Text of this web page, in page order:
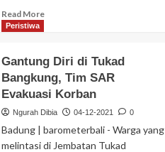
Read More
Peristiwa
Gantung Diri di Tukad
Bangkung, Tim SAR
Evakuasi Korban
Ngurah Dibia 04-12-2021 0
Badung | barometerbali - Warga yang
melintasi di Jembatan Tukad